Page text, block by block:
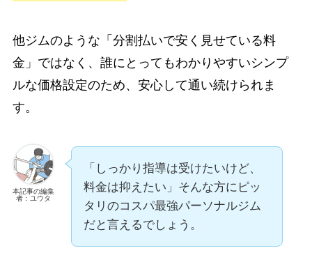
他ジムのような「分割払いで安く見せている料
金」ではなく、誰にとってもわかりやすいシンプ
ルな価格設定のため、安心して通い続けられま
す。
本記事の編集
者：ユウタ
「しっかり指導は受けたいけど、
料金は抑えたい」そんな方にピッ
タリのコスパ最強パーソナルジム
だと言えるでしょう。